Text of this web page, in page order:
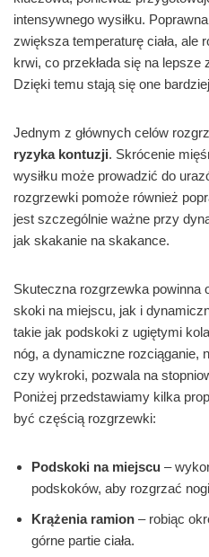
intensywnego wysiłku.
zwiększa temperaturę ciała, ale
krwi, co przekłada się na lepsze
Dzięki temu stają się one
Jednym z głównych celów
ryzyka kontuzji. Skrócenie
wysiłku może prowadzić do
rozgrzewki pomoże również
jest szczególnie ważne przy
jak skakanie na skakance.
Skuteczna rozgrzewka powinna
skoki na miejscu, jak i
takie jak podskoki z ugiętymi
nóg, a dynamiczne rozciąganie,
czy wykroki, pozwala na
Poniżej przedstawiamy kilka
być częścią rozgrzewki:
Podskoki na miejscu –
podskoków, aby rozgrzać
Krążenia ramion – robiąc
górne partie ciała.